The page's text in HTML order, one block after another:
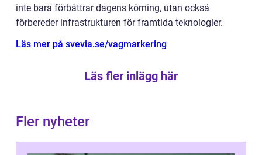
inte bara förbättrar dagens körning, utan också
förbereder infrastrukturen för framtida teknologier.
Läs mer på svevia.se/vagmarkering
Läs fler inlägg här
Fler nyheter